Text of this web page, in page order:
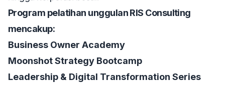
Program pelatihan unggulan RIS Consulting
mencakup:
Business Owner Academy
Moonshot Strategy Bootcamp
Leadership & Digital Transformation Series